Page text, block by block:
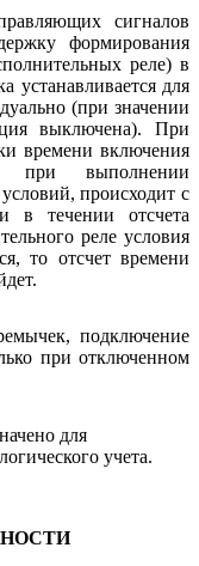
сигналов
формирования
реле) в
устанавливается для
(при значении
выключена). При
времени включения
при выполнении
происходит с
в течении отсчета
реле условия
то отсчет времени
подключение
при отключенном
для
учета.